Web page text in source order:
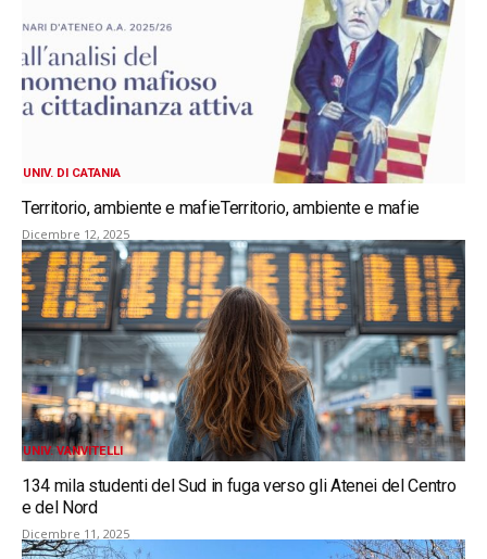
UNIV. DI CATANIA
Territorio, ambiente e mafieTerritorio, ambiente e mafie
Dicembre 12, 2025
UNIV. VANVITELLI
134 mila studenti del Sud in fuga verso gli Atenei del Centro
e del Nord
Dicembre 11, 2025